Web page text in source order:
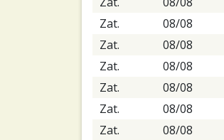
Zat.
08/08
Zat.
08/08
Zat.
08/08
Zat.
08/08
Zat.
08/08
Zat.
08/08